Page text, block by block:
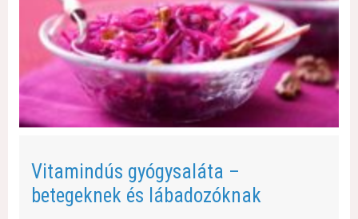
Vitamindús gyógysaláta –
betegeknek és lábadozóknak